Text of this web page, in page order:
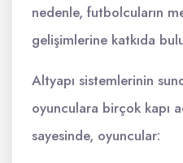
nedenle, futbolcuların
gelişimlerine katkıda
Altyapı sistemlerinin
oyunculara birçok kapı
sayesinde, oyuncular: